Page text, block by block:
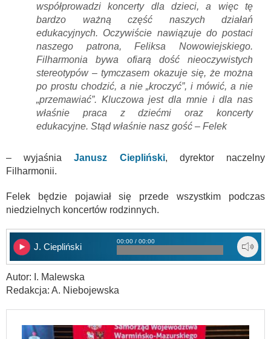
współprowadzi koncerty dla dzieci, a więc tę
bardzo ważną część naszych działań
edukacyjnych. Oczywiście nawiązuje do postaci
naszego patrona, Feliksa Nowowiejskiego.
Filharmonia bywa ofiarą dość nieoczywistych
stereotypów – tymczasem okazuje się, że można
po prostu chodzić, a nie „kroczyć”, i mówić, a nie
„przemawiać”. Kluczowa jest dla mnie i dla nas
właśnie praca z dziećmi oraz koncerty
edukacyjne. Stąd właśnie nasz gość – Felek
– wyjaśniaJanusz Ciepliński, dyrektor naczelny
Filharmonii.
Felek będzie pojawiał się przede wszystkim podczas
niedzielnych koncertów rodzinnych.
J. Ciepliński
00:00 / 00:00
Autor: I. Malewska
Redakcja: A. Niebojewska